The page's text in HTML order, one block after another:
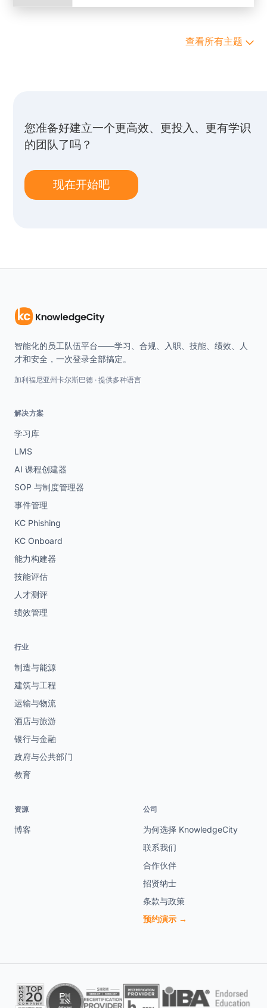
查看所有主题
您准备好建立一个更高效、更投入、更有学识
的团队了吗？
现在开始吧
智能化的员工队伍平台——学习、合规、入职、技能、绩效、人
才和安全，一次登录全部搞定。
加利福尼亚州卡尔斯巴德 · 提供多种语言
解决方案
学习库
LMS
AI 课程创建器
SOP 与制度管理器
事件管理
KC Phishing
KC Onboard
能力构建器
技能评估
人才测评
绩效管理
行业
制造与能源
建筑与工程
运输与物流
酒店与旅游
银行与金融
政府与公共部门
教育
资源
博客
公司
为何选择 KnowledgeCity
联系我们
合作伙伴
招贤纳士
条款与政策
预约演示 →